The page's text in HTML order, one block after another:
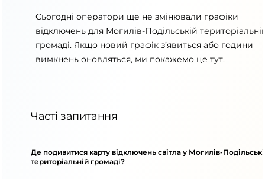
Сьогодні оператори ще не змінювали графіки
відключень для Могилів-Подільській
громаді. Якщо новий графік з’явиться або години
вимкнень оновляться, ми покажемо це тут.
Часті запитання
Де подивитися карту відключень світла у Могилів-
територіальній громаді?